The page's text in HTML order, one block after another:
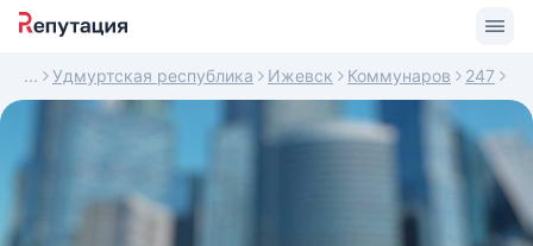
Удмуртская республика Ижевск Коммунаров 247